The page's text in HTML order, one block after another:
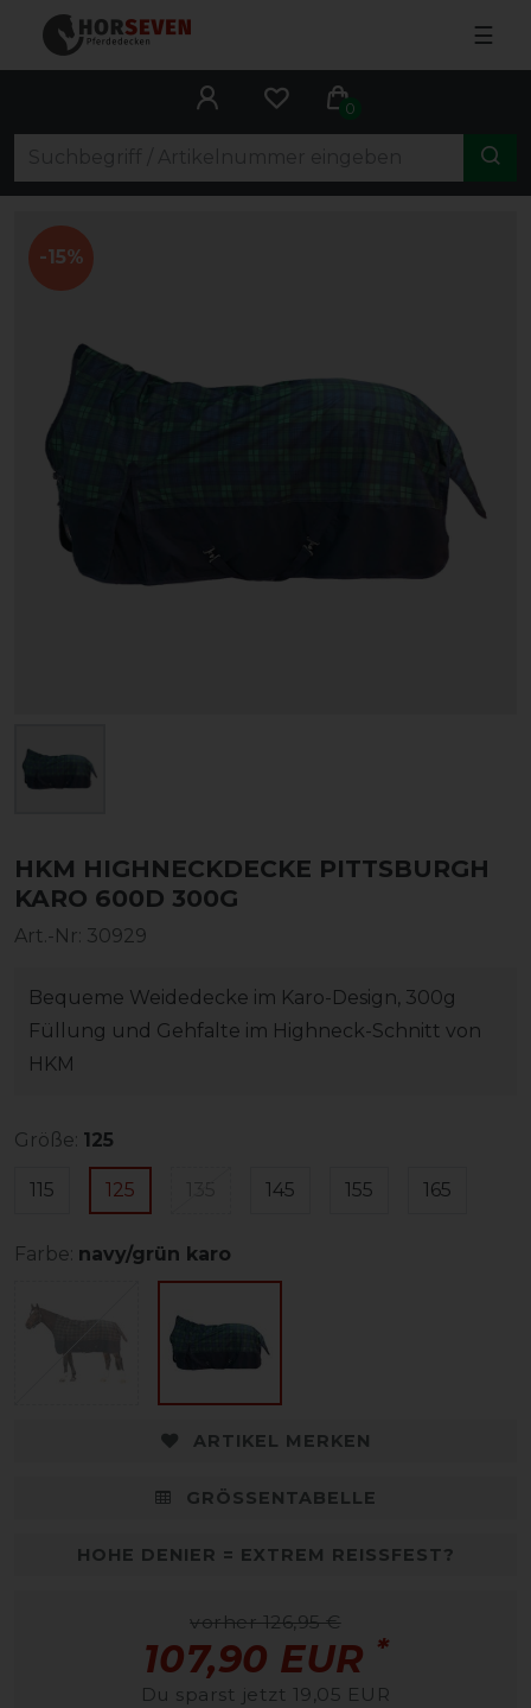
☰
0
-15%
HKM HIGHNECKDECKE PITTSBURGH
KARO 600D 300G
Art.-Nr: 30929
Bequeme Weidedecke im Karo-Design, 300g
Füllung und Gehfalte im Highneck-Schnitt von
HKM
Größe: 125
115 125 145 155 165
Farbe: navy/grün karo
ARTIKEL MERKEN
GRÖSSENTABELLE
HOHE DENIER = EXTREM REISSFEST?
vorher 126,95 €
107,90 EUR *
Du sparst jetzt 19,05 EUR